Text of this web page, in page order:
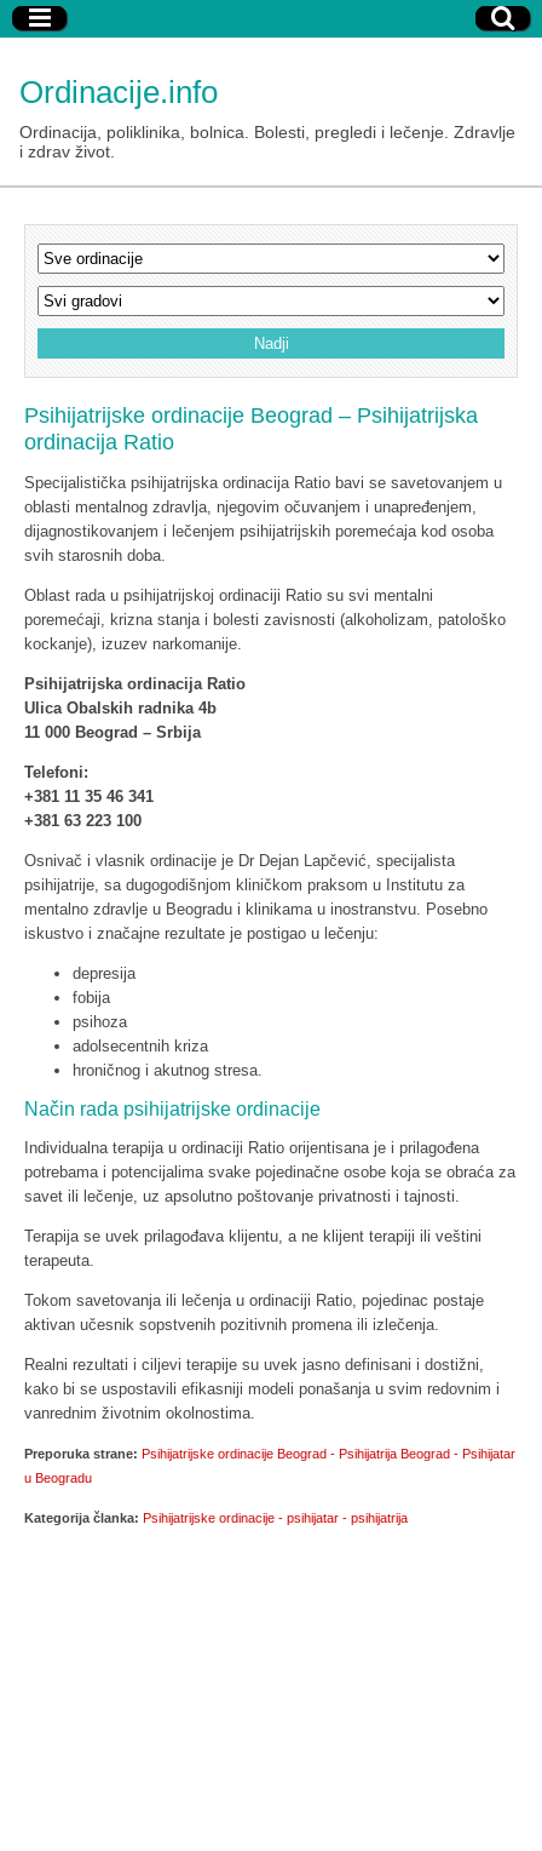
Ordinacije.info
Ordinacija, poliklinika, bolnica. Bolesti, pregledi i lečenje. Zdravlje
i zdrav život.
Psihijatrijske ordinacije Beograd – Psihijatrijska
ordinacija Ratio
Specijalistička psihijatrijska ordinacija Ratio bavi se savetovanjem u
oblasti mentalnog zdravlja, njegovim očuvanjem i unapređenjem,
dijagnostikovanjem i lečenjem psihijatrijskih poremećaja kod osoba
svih starosnih doba.
Oblast rada u psihijatrijskoj ordinaciji Ratio su svi mentalni
poremećaji, krizna stanja i bolesti zavisnosti (alkoholizam, patološko
kockanje), izuzev narkomanije.
Psihijatrijska ordinacija Ratio
Ulica Obalskih radnika 4b
11 000 Beograd – Srbija
Telefoni:
+381 11 35 46 341
+381 63 223 100
Osnivač i vlasnik ordinacije je Dr Dejan Lapčević, specijalista
psihijatrije, sa dugogodišnjom kliničkom praksom u Institutu za
mentalno zdravlje u Beogradu i klinikama u inostranstvu. Posebno
iskustvo i značajne rezultate je postigao u lečenju:
depresija
fobija
psihoza
adolsecentnih kriza
hroničnog i akutnog stresa.
Način rada psihijatrijske ordinacije
Individualna terapija u ordinaciji Ratio orijentisana je i prilagođena
potrebama i potencijalima svake pojedinačne osobe koja se obraća za
savet ili lečenje, uz apsolutno poštovanje privatnosti i tajnosti.
Terapija se uvek prilagođava klijentu, a ne klijent terapiji ili veštini
terapeuta.
Tokom savetovanja ili lečenja u ordinaciji Ratio, pojedinac postaje
aktivan učesnik sopstvenih pozitivnih promena ili izlečenja.
Realni rezultati i ciljevi terapije su uvek jasno definisani i dostižni,
kako bi se uspostavili efikasniji modeli ponašanja u svim redovnim i
vanrednim životnim okolnostima.
Preporuka strane: Psihijatrijske ordinacije Beograd - Psihijatrija Beograd - Psihijatar
u Beogradu
Kategorija članka: Psihijatrijske ordinacije - psihijatar - psihijatrija